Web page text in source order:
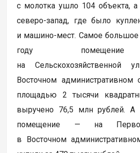
с молотка ушло 104 объекта, а
северо-запад, где было
и машино-мест. Самое большое
году помещение
на Сельскохозяйственной
Восточном административном
площадью 2 тысячи
выручено 76,5 млн рублей. А
помещение — на
в Восточном